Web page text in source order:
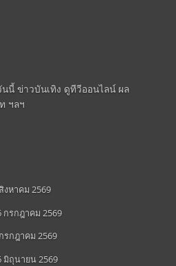
นี้ ข่าวบันเทิง ดูทีวีออนไลน์ ผล
ฯลฯ
หาคม 2569
รกฎาคม 2569
รกฎาคม 2569
มิถุนายน 2569